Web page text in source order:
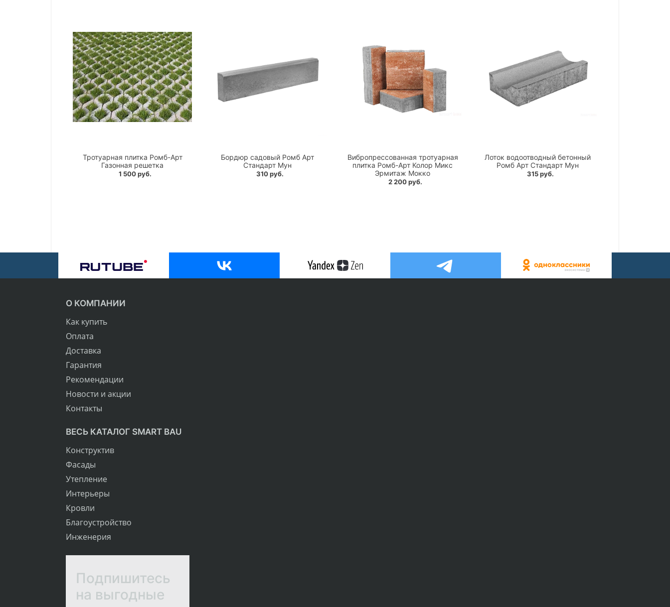
Тротуарная плитка Ромб-Арт
Газонная решетка
1 500 руб.
Бордюр садовый Ромб Арт
Стандарт Мун
310 руб.
Вибропрессованная тротуарная
плитка Ромб-Арт Колор Микс
Эрмитаж Мокко
2 200 руб.
Лоток водоотводный бетонный
Ромб Арт Стандарт Мун
315 руб.
О КОМПАНИИ
Как купить
Оплата
Доставка
Гарантия
Рекомендации
Новости и акции
Контакты
ВЕСЬ КАТАЛОГ SMART BAU
Конструктив
Фасады
Утепление
Интерьеры
Кровли
Благоустройство
Инженерия
Подпишитесь
на выгодные